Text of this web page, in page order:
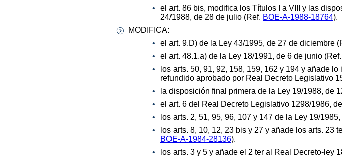
el art. 86 bis, modifica los Títulos I a VIII y las
24/1988, de 28 de julio (Ref. BOE-A-1988-18764).
MODIFICA:
el art. 9.D) de la Ley 43/1995, de 27 de diciembre
el art. 48.1.a) de la Ley 18/1991, de 6 de junio (Ref.
los arts. 50, 91, 92, 158, 159, 162 y 194 y añade
refundido aprobado por Real Decreto Legislativo
la disposición final primera de la Ley 19/1988, de
el art. 6 del Real Decreto Legislativo 1298/1986,
los arts. 2, 51, 95, 96, 107 y 147 de la Ley 19/
los arts. 8, 10, 12, 23 bis y 27 y añade los arts. 23
BOE-A-1984-28136).
los arts. 3 y 5 y añade el 2 ter al Real Decreto-ley